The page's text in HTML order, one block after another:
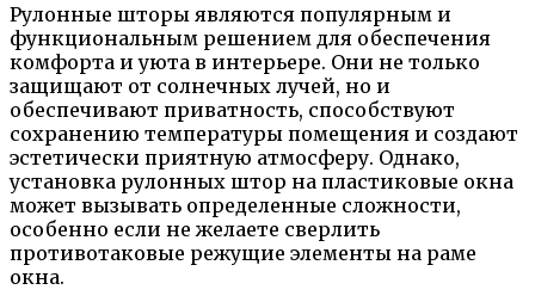
Рулонные шторы являются популярным и
функциональным решением для обеспечения
комфорта и уюта в интерьере. Они не только
защищают от солнечных лучей, но и
обеспечивают приватность, способствуют
сохранению температуры помещения и создают
эстетически приятную атмосферу. Однако,
установка рулонных штор на пластиковые окна
может вызывать определенные сложности,
особенно если не желаете сверлить
противотаковые режущие элементы на раме
окна.